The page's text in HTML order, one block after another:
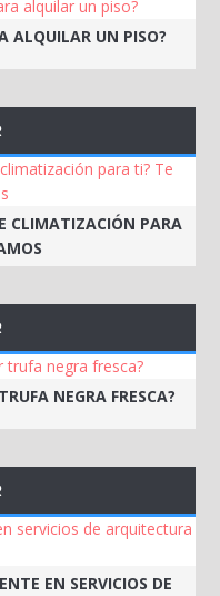
ALQUILAR UN PISO?
CLIMATIZACIÓN PARA
NEGRA FRESCA?
EN SERVICIOS DE